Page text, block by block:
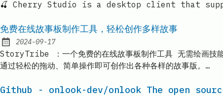
🍒 Cherry Studio is a desktop client that
免费在线故事板制作工具，轻松创作多样故事
Published:
2024-09-17
StoryTribe ：一个免费的在线故事板制作工具 无需绘画技能
通过轻松的拖动、简单操作即可创作出各种各样的故事版。…
Github - onlook-dev/onlook The open